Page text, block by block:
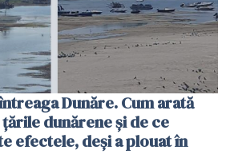
Dunăre. Cum arată
dunărene și de ce
efectele, deși a plouat în